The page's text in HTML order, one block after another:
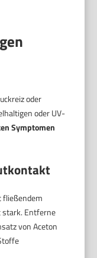
oder
oder UV-
Symptomen
fließendem
stark. Entferne
von Aceton